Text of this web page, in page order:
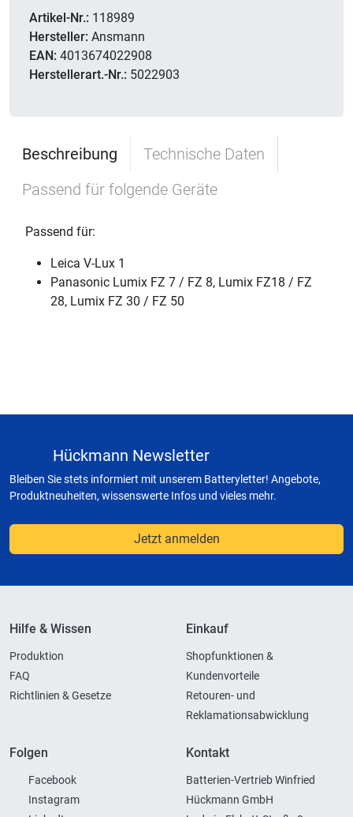
Artikel-Nr.: 118989
Hersteller: Ansmann
EAN: 4013674022908
Herstellerart.-Nr.: 5022903
Beschreibung
Technische Daten
Passend für folgende Geräte
Passend für:
Leica V-Lux 1
Panasonic Lumix FZ 7 / FZ 8, Lumix FZ18 / FZ
28, Lumix FZ 30 / FZ 50
Hückmann Newsletter
Bleiben Sie stets informiert mit unserem Batteryletter! Angebote,
Produktneuheiten, wissenswerte Infos und vieles mehr.
Jetzt anmelden
Hilfe & Wissen
Produktion
FAQ
Richtlinien & Gesetze
Einkauf
Shopfunktionen &
Kundenvorteile
Retouren- und
Reklamationsabwicklung
Folgen
Facebook
Instagram
Kontakt
Batterien-Vertrieb Winfried
Hückmann GmbH